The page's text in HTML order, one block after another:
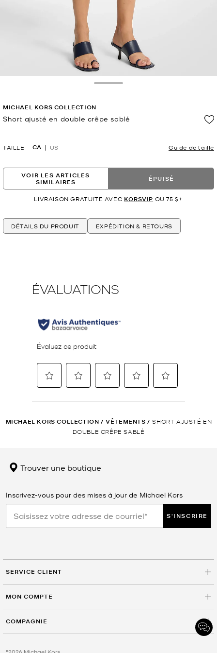
MICHAEL KORS COLLECTION
Short ajusté en double crêpe sablé
TAILLE CA US Guide de taille
VOIR LES ARTICLES
SIMILAIRES
ÉPUISÉ
LIVRAISON GRATUITE AVEC KORSVIP OU 75 $+
DÉTAILS DU PRODUIT EXPÉDITION & RETOURS
MICHAEL KORS COLLECTION / VÊTEMENTS / SHORT AJUSTÉ EN
DOUBLE CRÊPE SABLÉ
Trouver une boutique
Inscrivez-vous pour des mises à jour de Michael Kors
S'INSCRIRE
SERVICE CLIENT
MON COMPTE
COMPAGNIE
©2026 Michael Kors